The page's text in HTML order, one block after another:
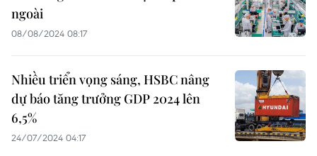
ngoài
08/08/2024 08:17
Nhiều triển vọng sáng, HSBC nâng
dự báo tăng trưởng GDP 2024 lên
6,5%
24/07/2024 04:17